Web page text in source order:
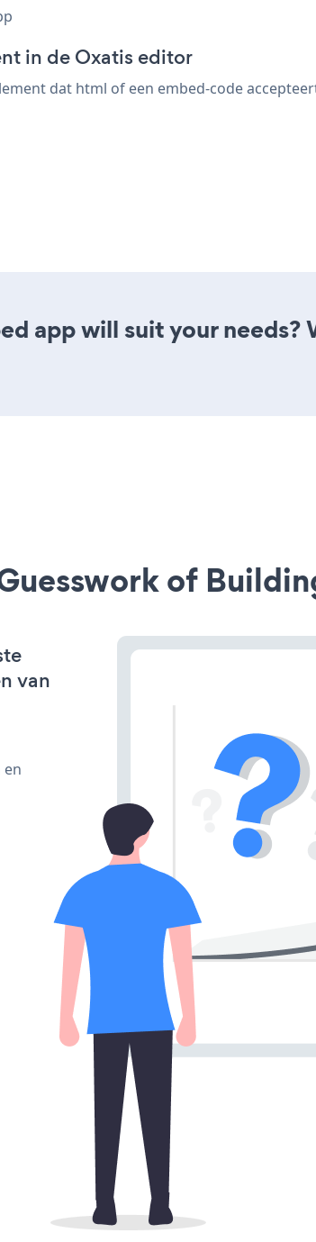
in de Oxatis editor
dat html of een embed-code
app will suit your needs?
of
van